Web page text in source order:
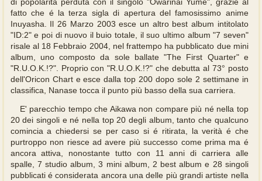
di popolarità perduta con il singolo "Owarinai Yume", grazie al
fatto che é la terza sigla di apertura del famosissimo anime
Inuyasha. Il 26 Marzo 2003 esce un altro best album intitolato
"ID:2" e poi di nuovo il buio totale, il suo ultimo album "7 seven"
risale al 18 Febbraio 2004, nel frattempo ha pubblicato due mini
album, uno composto da sole ballate "The First Quarter" e
"R.U.O.K.!?". Proprio con "R.U.O.K.!?" che debutta al 73° posto
dell'Oricon Chart e esce dalla top 200 dopo sole 2 settimane in
classifica, Nanase tocca il punto più basso della sua carriera.
E' parecchio tempo che Aikawa non compare più né nella top
20 dei singoli e né nella top 20 degli album, tanto che qualcuno
comincia a chiedersi se per caso si é ritirata, la verità é che
purtroppo non riesce ad avere più successo come prima ma é
ancora attiva, nonostante tutto con 11 anni di carriera alle
spalle, 7 studio album, 3 mini album, 2 best album e 28 singoli
pubblicati é considerata ancora una delle più grandi artiste nella